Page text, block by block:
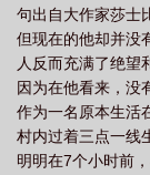
句出自大作家莎士
但现在的他却并没
人反而充满了绝望
因为在他看来，没
作为一名原本生活
村内过着三点一线
明明在7个小时前